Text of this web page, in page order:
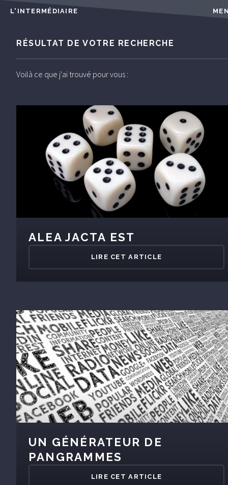
L'INTERMÉDIAIRE
RÉSULTAT DE VOTRE RECHERCHE
Voilà ce que j'ai trouvé pour vous :
ALEA JACTA EST
LIRE CET ARTICLE
UN GÉNÉRATEUR DE
PANGRAMMES
LIRE CET ARTICLE